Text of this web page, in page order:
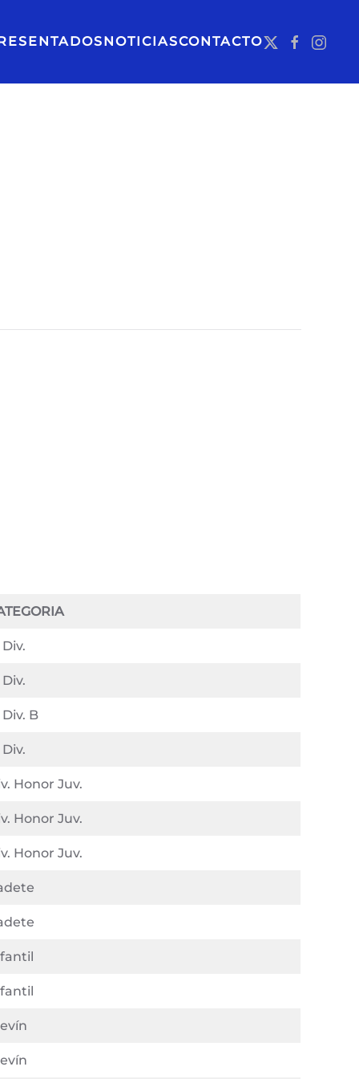
NOTICIASCONTACTO
Div.
Div.
Div. B
Div.
Honor Juv.
Honor Juv.
Honor Juv.